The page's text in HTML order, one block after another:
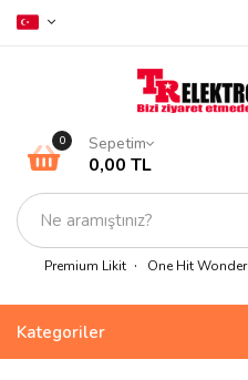
Premium Likit One Hit Wonder
0 Sepetim
0,00 TL
Kategoriler